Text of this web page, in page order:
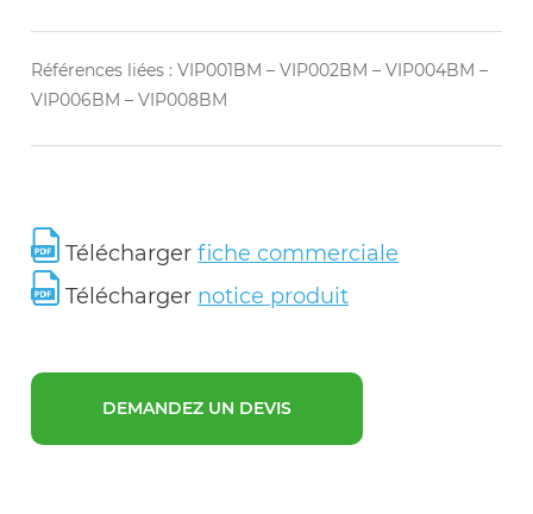
Références liées : VIP001BM – VIP002BM – VIP004BM –
VIP006BM – VIP008BM
Téléchargerfiche commerciale
Télécharger notice produit
DEMANDEZ UN DEVIS